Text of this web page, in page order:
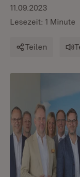
11.09.2023
Lesezeit: 1 Minute
Teilen